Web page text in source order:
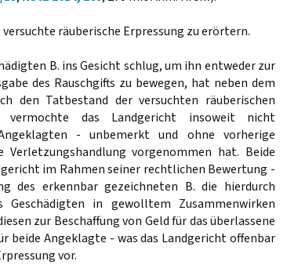
räuberische Erpressung zu erörtern.
B. ins Gesicht schlug, um ihn entweder zur
des Rauschgifts zu bewegen, hat neben dem
den Tatbestand der versuchten räuberischen
vermochte das Landgericht insoweit nicht
- unbemerkt und ohne vorherige
vorgenommen hat. Beide
im Rahmen seiner rechtlichen Bewertung -
des erkennbar gezeichneten B. die hierdurch
in gewolltem Zusammenwirken
zur Beschaffung von Geld für das überlassene
beide Angeklagte - was das Landgericht offenbar
vor.